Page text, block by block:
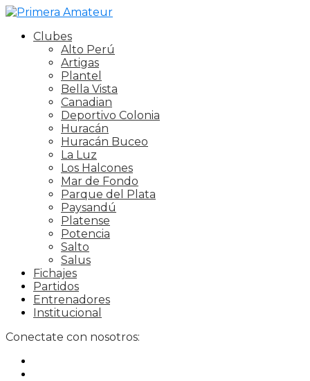
Clubes
Alto Perú
Artigas
Plantel
Bella Vista
Canadian
Deportivo Colonia
Huracán
Huracán Buceo
La Luz
Los Halcones
Mar de Fondo
Parque del Plata
Paysandú
Platense
Potencia
Salto
Salus
Fichajes
Partidos
Entrenadores
Institucional
Conectate con nosotros: